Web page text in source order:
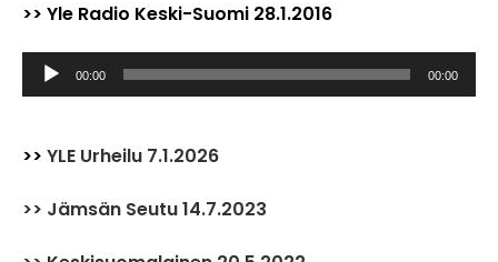
>> Yle Radio Keski-Suomi 28.1.2016
Äänitoistin
00:00 00:00
>> YLE Urheilu 7.1.2026
>> Jämsän Seutu 14.7.2023